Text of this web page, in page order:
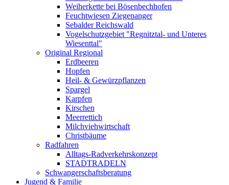
Weiherkette bei Bösenbechhofen
Feuchtwiesen Ziegenanger
Sebalder Reichswald
Vogelschutzgebiet "Regnitztal- und Unteres
Wiesenttal"
Original Regional
Erdbeeren
Hopfen
Heil- & Gewürzpflanzen
Spargel
Karpfen
Kirschen
Meerrettich
Milchviehwirtschaft
Christbäume
Radfahren
Alltags-Radverkehrskonzept
STADTRADELN
Schwangerschaftsberatung
Jugend & Familie